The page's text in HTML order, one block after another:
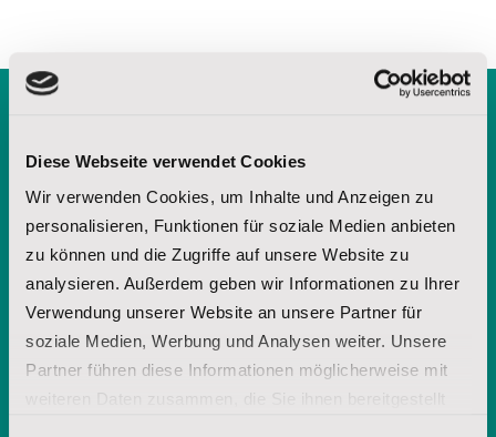
Diese Webseite verwendet Cookies
Wir verwenden Cookies, um Inhalte und Anzeigen zu
personalisieren, Funktionen für soziale Medien anbieten
zu können und die Zugriffe auf unsere Website zu
analysieren. Außerdem geben wir Informationen zu Ihrer
Verwendung unserer Website an unsere Partner für
soziale Medien, Werbung und Analysen weiter. Unsere
Partner führen diese Informationen möglicherweise mit
anfordern